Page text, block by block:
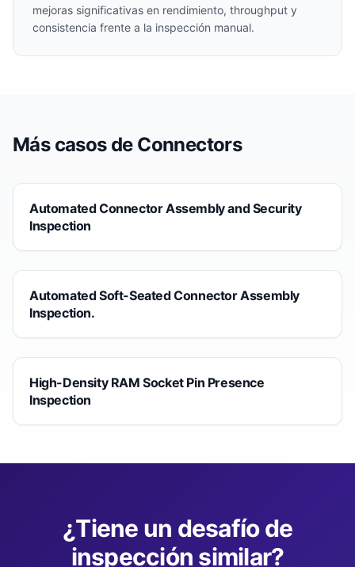
mejoras significativas en rendimiento, throughput y
consistencia frente a la inspección manual.
Más casos de Connectors
Automated Connector Assembly and Security
Inspection
Automated Soft-Seated Connector Assembly
Inspection.
High-Density RAM Socket Pin Presence
Inspection
¿Tiene un desafío de
inspección similar?